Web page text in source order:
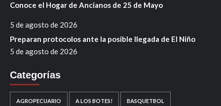
Conoce el Hogar de Ancianos de 25 de Mayo
5 de agosto de 2026
Preparan protocolos ante la posible llegada de El Niño
5 de agosto de 2026
Categorías
AGROPECUARIO A LOS BOTES! BASQUETBOL